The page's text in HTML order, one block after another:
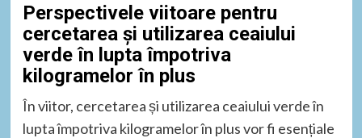
Perspectivele viitoare pentru
cercetarea și utilizarea ceaiului
verde în lupta împotriva
kilogramelor în plus
În viitor, cercetarea și utilizarea ceaiului verde în
lupta împotriva kilogramelor în plus vor fi esențiale